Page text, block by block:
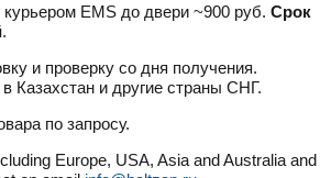
EMS до двери ~900 руб. Срок
.
и проверку со дня получения.
Казахстан и другие страны СНГ.
по запросу.
Europe, USA, Asia and Australia and